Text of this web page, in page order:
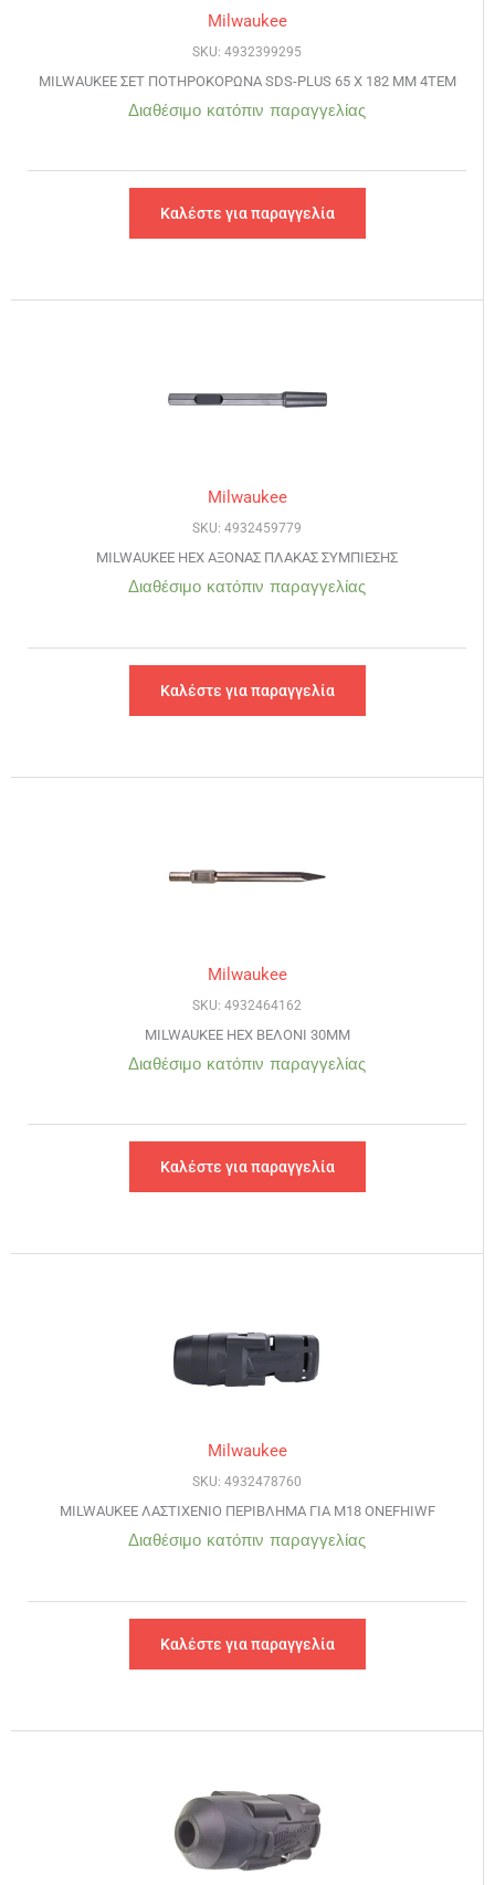
Milwaukee
SKU: 4932399295
MILWAUKEE ΣΕΤ ΠΟΤΗΡΟΚΟΡΩΝΑ SDS-PLUS 65 X 182 MM 4ΤΕΜ
Διαθέσιμο κατόπιν παραγγελίας
Καλέστε για παραγγελία
Milwaukee
SKU: 4932459779
MILWAUKEE HEX ΑΞΟΝΑΣ ΠΛΑΚΑΣ ΣΥΜΠΙΕΣΗΣ
Διαθέσιμο κατόπιν παραγγελίας
Καλέστε για παραγγελία
Milwaukee
SKU: 4932464162
MILWAUKEE HEX ΒΕΛΟΝΙ 30MM
Διαθέσιμο κατόπιν παραγγελίας
Καλέστε για παραγγελία
Milwaukee
SKU: 4932478760
MILWAUKEE ΛΑΣΤΙΧΕΝΙΟ ΠΕΡΙΒΛΗΜΑ ΓΙΑ M18 ONEFHIWF
Διαθέσιμο κατόπιν παραγγελίας
Καλέστε για παραγγελία